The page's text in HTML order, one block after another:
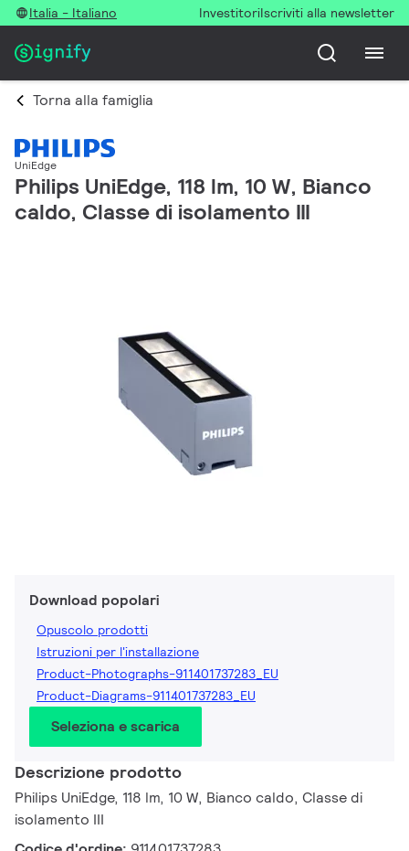
Italia - Italiano InvestitoriIscriviti alla newsletter
Torna alla famiglia
UniEdge
Philips UniEdge, 118 lm, 10 W, Bianco
caldo, Classe di isolamento III
Download popolari
Opuscolo prodotti
Istruzioni per l'installazione
Product-Photographs-911401737283_EU
Product-Diagrams-911401737283_EU
Seleziona e scarica
Descrizione prodotto
Philips UniEdge, 118 lm, 10 W, Bianco caldo, Classe di
isolamento III